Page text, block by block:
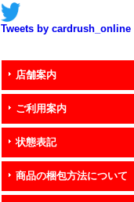
Tweets by cardrush_online
店舗案内
ご利用案内
状態表記
商品の梱包方法について